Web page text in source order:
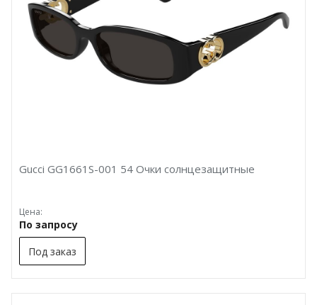
Gucci GG1661S-001 54 Очки солнцезащитные
Цена:
По запросу
Под заказ